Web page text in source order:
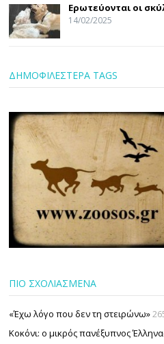
Ερωτεύονται οι
14/02/2025
ΔΗΜΟΦΙΛΕΣΤΕΡΑ TAGS
ΠΙΟ ΣΧΟΛΙΑΣΜΕΝΑ
«Έχω λόγο που δεν τη στειρώνω»
Κοκόνι: ο μικρός πανέξυπνος